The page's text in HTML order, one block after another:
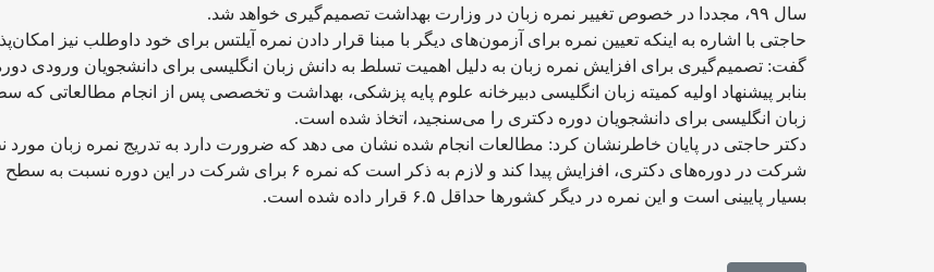
سال ۹۹، مجددا در خصوص تغییر نمره زبان در وزارت بهداشت تصمیم‌گیری خواهد شد.
حاجتی با اشاره به اینکه تعیین نمره برای آزمون‌های دیگر با مبنا قرار دادن نمره آیلتس برای خود داوطلب نیز
گفت: تصمیم‌گیری برای افزایش نمره زبان به دلیل اهمیت تسلط به دانش زبان انگلیسی برای دانشجویان ورودی
بنابر پیشنهاد اولیه کمیته زبان انگلیسی دبیرخانه علوم پایه پزشکی، بهداشت و تخصصی پس از انجام مطالعاتی که
زبان انگلیسی برای دانشجویان دوره دکتری را می‌سنجید، اتخاذ شده است.
دکتر حاجتی در پایان خاطرنشان کرد: مطالعات انجام شده نشان می دهد که ضرورت دارد به تدریج نمره زبان مورد
شرکت در دوره‌های دکتری، افزایش پیدا کند و لازم به ذکر است که نمره ۶ برای شرکت در این
بسیار پایینی است و این نمره در دیگر کشورها حداقل ۶.۵ قرار داده شده است.